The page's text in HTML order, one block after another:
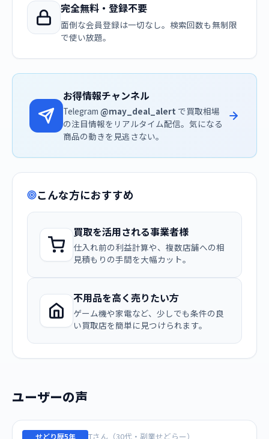
完全無料・登録不要
面倒な会員登録は一切なし。検索回数も無制限
で使い放題。
お得情報チャンネル
Telegram @may_deal_alert で買取相場
の注目情報をリアルタイム配信。気になる
商品の動きを見逃さない。
こんな方におすすめ
買取を活用される事業者様
仕入れ前の利益計算や、複数店舗への相
見積もりの手間を大幅カット。
不用品を高く売りたい方
ゲーム機や家電など、少しでも条件の良
い買取店を簡単に見つけられます。
ユーザーの声
せどり歴5年 Tさん（30代・副業せどらー）